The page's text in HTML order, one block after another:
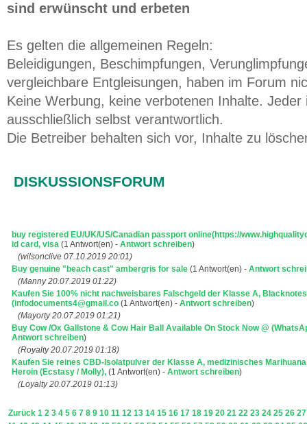
sind erwünscht und erbeten
Es gelten die allgemeinen Regeln:
Beleidigungen, Beschimpfungen,
vergleichbare Entgleisungen, haben im Forum
Keine Werbung, keine verbotenen Inhalte.
ausschließlich selbst verantwortlich.
Die Betreiber behalten sich vor, Inhalte zu
DISKUSSIONSFORUM
buy registered EU/UK/US/Canadian passport online(https://
id card, visa (1 Antwort(en) - Antwort schreiben)
(wilsonclive 07.10.2019 20:01)
Buy genuine "beach cast" ambergris for sale (1 Antwort(en) - Antwort
(Manny 20.07.2019 01:22)
Kaufen Sie 100% nicht nachweisbares Falschgeld der Klasse A,
(infodocuments4@gmail.co (1 Antwort(en) - Antwort schreiben)
(Mayorty 20.07.2019 01:21)
Buy Cow /Ox Gallstone & Cow Hair Ball Available On Stock Now @
Antwort schreiben)
(Royalty 20.07.2019 01:18)
Kaufen Sie reines CBD-Isolatpulver der Klasse A, medizinisches
Heroin (Ecstasy / Molly), (1 Antwort(en) - Antwort schreiben)
(Loyalty 20.07.2019 01:13)
Zurück 1 2 3 4 5 6 7 8 9 10 11 12 13 14 15 16 17 18 19 20 21 22 23 24 25 26 27